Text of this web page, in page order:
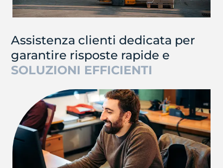
Assistenza clienti dedicata per
garantire risposte rapide e
SOLUZIONI EFFICIENTI